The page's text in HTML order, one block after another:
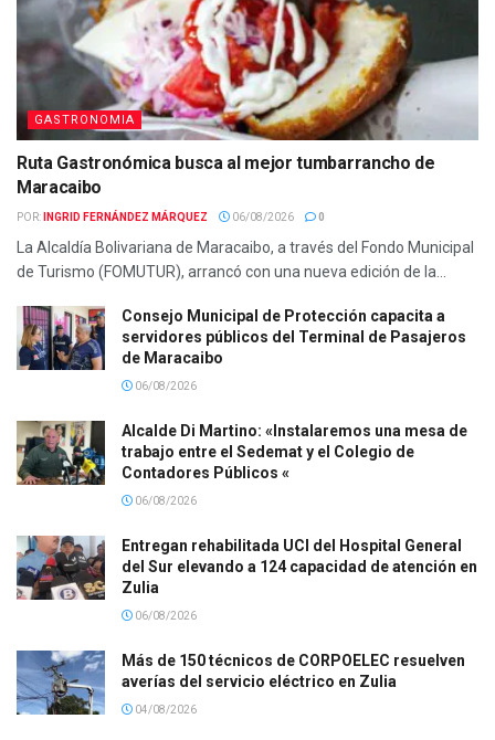
GASTRONOMIA
Ruta Gastronómica busca al mejor tumbarrancho de
Maracaibo
POR: INGRID FERNÁNDEZ MÁRQUEZ 06/08/2026 0
La Alcaldía Bolivariana de Maracaibo, a través del Fondo Municipal
de Turismo (FOMUTUR), arrancó con una nueva edición de la...
Consejo Municipal de Protección capacita a
servidores públicos del Terminal de Pasajeros
de Maracaibo
06/08/2026
Alcalde Di Martino: «Instalaremos una mesa de
trabajo entre el Sedemat y el Colegio de
Contadores Públicos «
06/08/2026
Entregan rehabilitada UCI del Hospital General
del Sur elevando a 124 capacidad de atención en
Zulia
06/08/2026
Más de 150 técnicos de CORPOELEC resuelven
averías del servicio eléctrico en Zulia
04/08/2026